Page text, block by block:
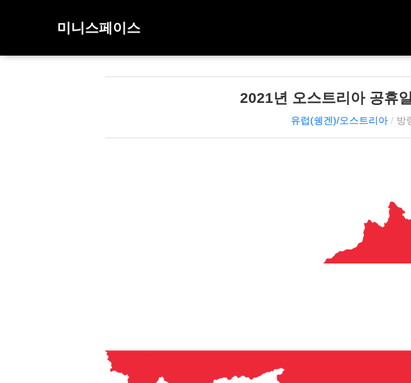
미니스페이스
2021년 오스트리아 공휴
유럽(쉥겐)/오스트리아 / 방